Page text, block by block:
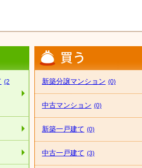
(2 新築分譲マンション (0)
中古マンション (0)
新築一戸建て (0)
中古一戸建て (3)